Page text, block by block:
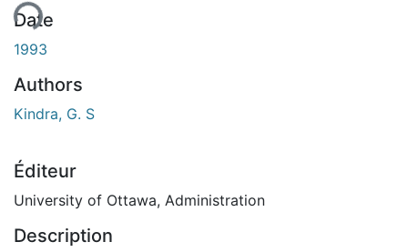
Date
1993
Authors
Kindra, G. S
Éditeur
University of Ottawa, Administration
Description